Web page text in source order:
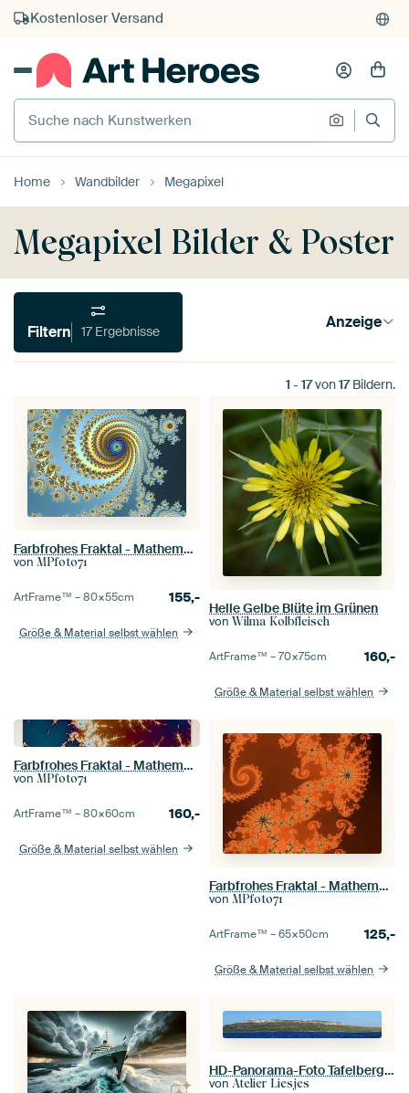
Kauf auf Rechnung
Individueller Druck auf Bestellung
Suche nach Kunstwerken
Suche
Home Wandbilder Megapixel
Megapixel Bilder & Poster
Filtern 17 Ergebnisse Anzeige
1 - 17von17Bildern.
Farbfrohes Fraktal - Mathematik - Mandelbrot
von MPfoto71
ArtFrame™ –80×55cm 155,-
Größe & Material selbst wählen
Helle Gelbe Blüte im Grünen
von Wilma Kolbfleisch
ArtFrame™ –70×75cm 160,-
Größe & Material selbst wählen
Farbfrohes Fraktal - Mathematik - Mandelbrot Menge - Apfelmännchen
von MPfoto71
ArtFrame™ –80×60cm 160,-
Größe & Material selbst wählen
Farbfrohes Fraktal - Mathematik - Mandelbrot Menge - Apfelmännchen
von MPfoto71
ArtFrame™ –65×50cm 125,-
Größe & Material selbst wählen
HD-Panorama-Foto Tafelberg Curacao
von Atelier Liesjes